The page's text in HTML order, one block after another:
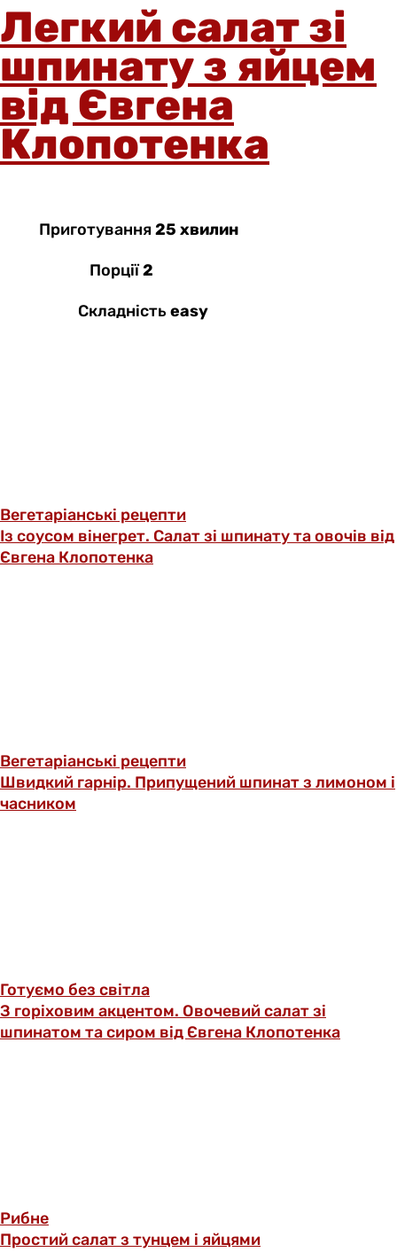
Легкий салат зі
шпинату з яйцем
від Євгена
Клопотенка
Приготування25 хвилин
Порції2
Складність easy
Вегетаріанські рецепти
Із соусом вінегрет. Салат зі шпинату та овочів від
Євгена Клопотенка
Вегетаріанські рецепти
Швидкий гарнір. Припущений шпинат з лимоном і
часником
Готуємо без світла
З горіховим акцентом. Овочевий салат зі
шпинатом та сиром від Євгена Клопотенка
Рибне
Простий салат з тунцем і яйцями